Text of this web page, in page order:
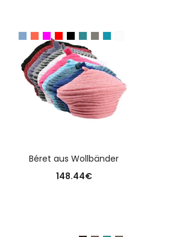
Béret aus Wollbänder
148.44€